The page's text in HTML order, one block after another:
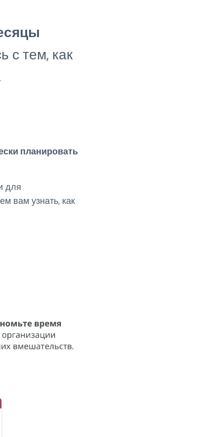
с тем, как
планировать
для
вам узнать, как